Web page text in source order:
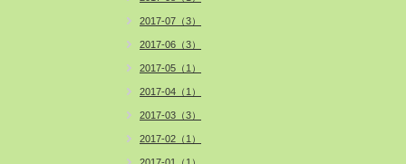
2017-07（3）
2017-06（3）
2017-05（1）
2017-04（1）
2017-03（3）
2017-02（1）